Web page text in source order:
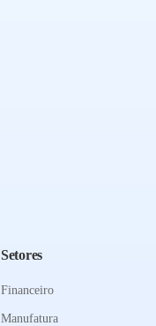
Setores
Financeiro
Manufatura